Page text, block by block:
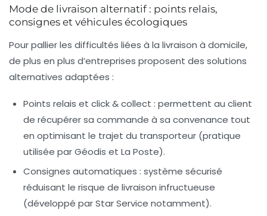
Mode de livraison alternatif : points relais,
consignes et véhicules écologiques
Pour pallier les difficultés liées à la livraison à domicile,
de plus en plus d’entreprises proposent des solutions
alternatives adaptées :
Points relais et click & collect : permettent au client
de récupérer sa commande à sa convenance tout
en optimisant le trajet du transporteur (pratique
utilisée par Géodis et La Poste).
Consignes automatiques : système sécurisé
réduisant le risque de livraison infructueuse
(développé par Star Service notamment).